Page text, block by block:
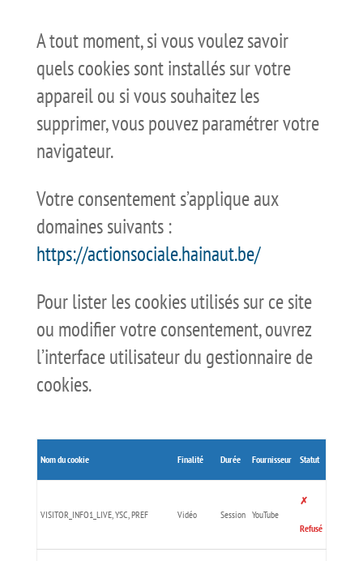
A tout moment, si vous voulez savoir
quels cookies sont installés sur votre
appareil ou si vous souhaitez les
supprimer, vous pouvez paramétrer votre
navigateur.
Votre consentement s’applique aux
domaines suivants :
https://actionsociale.hainaut.be/
Pour lister les cookies utilisés sur ce site
ou modifier votre consentement, ouvrez
l’interface utilisateur du gestionnaire de
cookies.
Nom du cookie Finalité Durée Fournisseur Statut
VISITOR_INFO1_LIVE, YSC, PREF Vidéo Session YouTube
✗
Refusé